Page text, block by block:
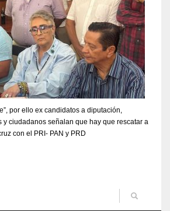
por ello ex candidatos a diputación,
y ciudadanos señalan que hay que rescatar a
con el PRI- PAN y PRD